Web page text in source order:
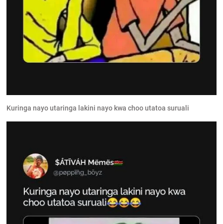
Kuringa nayo utaringa lakini nayo kwa choo utatoa suruali